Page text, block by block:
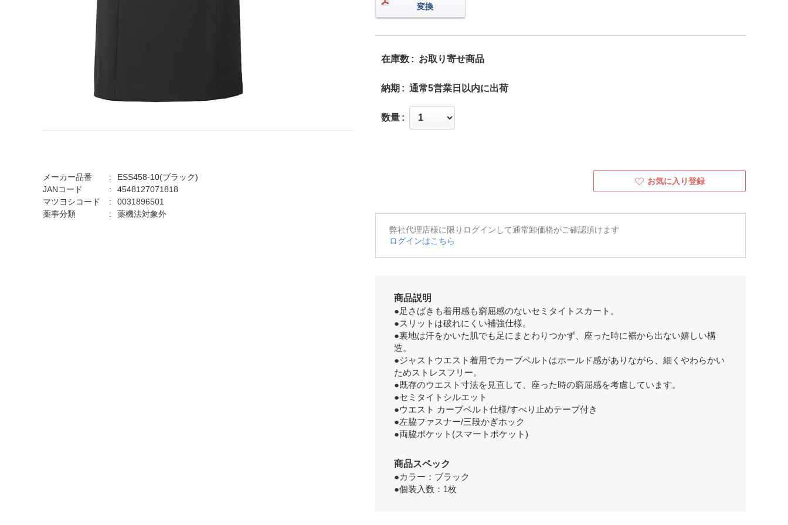
メーカー品番
ESS458-10(ブラック)
JANコード
4548127071818
マツヨシコード
0031896501
薬事分類
薬機法対象外
変換
在庫数 お取り寄せ商品
納期 通常5営業日以内に出荷
数量
お気に入り登録
弊社代理店様に限りログインして通常卸価格がご確認頂けます
ログインはこちら
商品説明
●足さばきも着用感も窮屈感のないセミタイトスカート。
●スリットは破れにくい補強仕様。
●裏地は汗をかいた肌でも足にまとわりつかず、座った時に裾から出ない嬉しい構
造。
●ジャストウエスト着用でカーブベルトはホールド感がありながら、細くやわらかい
ためストレスフリー。
●既存のウエスト寸法を見直して、座った時の窮屈感を考慮しています。
●セミタイトシルエット
●ウエスト カーブベルト仕様/すべり止めテープ付き
●左脇ファスナー/三段かぎホック
●両脇ポケット(スマートポケット)
商品スペック
●カラー：ブラック
●個装入数：1枚